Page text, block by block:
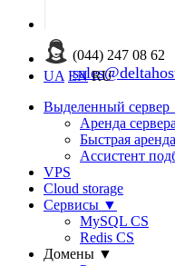
(044) 247 08 62
UA EN RU
Выделенный сервер
Аренда сервера
Быстрая
Ассистент
VPS
Cloud storage
Сервисы ▼
MySQL CS
Redis CS
Домены ▼